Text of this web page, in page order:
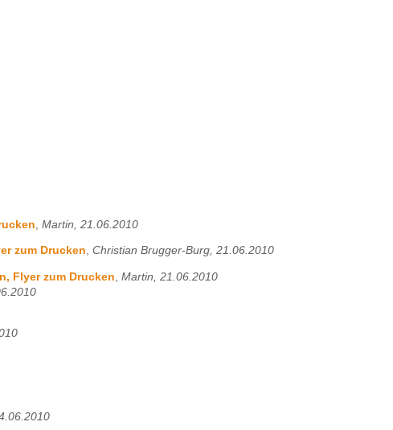
Martin, 21.06.2010
zum Drucken, Christian Brugger-Burg, 21.06.2010
Flyer zum Drucken Martin, 21.06.2010